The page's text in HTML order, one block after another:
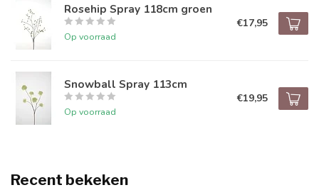
Rosehip Spray 118cm groen
Op voorraad
€17,95
Snowball Spray 113cm
Op voorraad
€19,95
Recent bekeken